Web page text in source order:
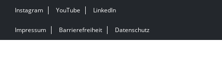
Instagram YouTube LinkedIn
Impressum Barrierefreiheit Datenschutz